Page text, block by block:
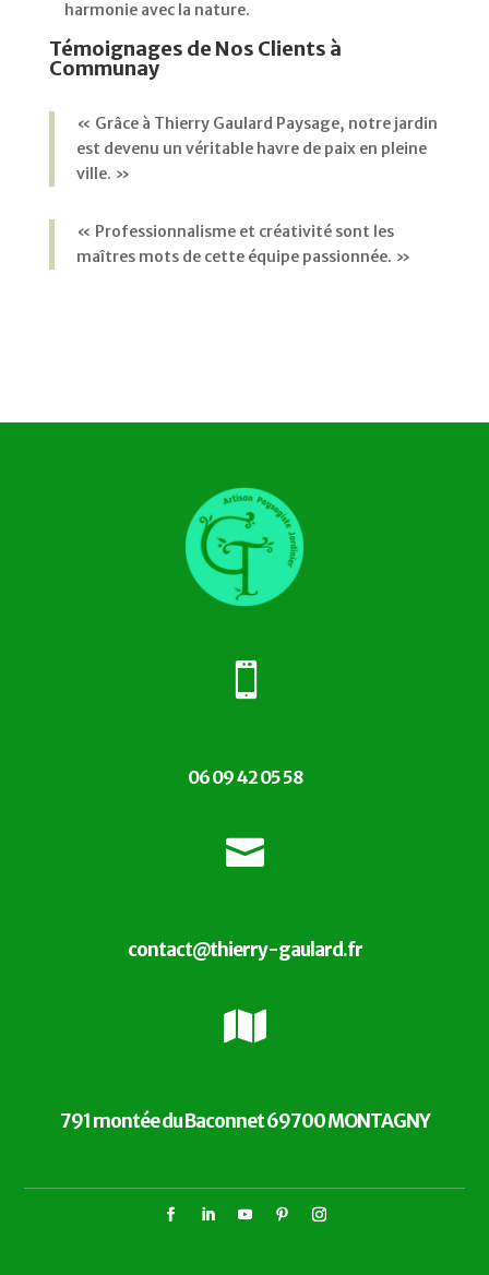
harmonie avec la nature.
Témoignages de Nos Clients à
Communay
« Grâce à Thierry Gaulard Paysage, notre jardin
est devenu un véritable havre de paix en pleine
ville. »
« Professionnalisme et créativité sont les
maîtres mots de cette équipe passionnée. »

06 09 42 05 58

contact@thierry-gaulard.fr

791 montée du Baconnet 69700 MONTAGNY